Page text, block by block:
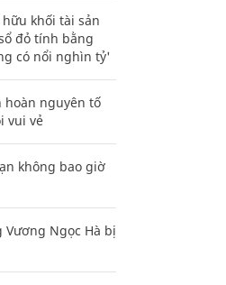
khối tài sản
đỏ tính bằng
có nổi nghìn tỷ'
hoàn nguyên tố
vui vẻ
không bao giờ
Vương Ngọc Hà bị